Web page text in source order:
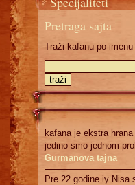
Pretraga sajta
Traži kafanu po imenu
kafana je ekstra
jedino smo jednom
Gurmanova tajna
Pre 22 godine iy Nisa